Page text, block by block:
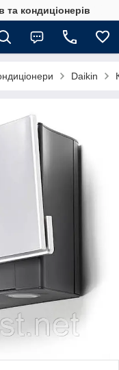
та кондиціонерів
Daikin